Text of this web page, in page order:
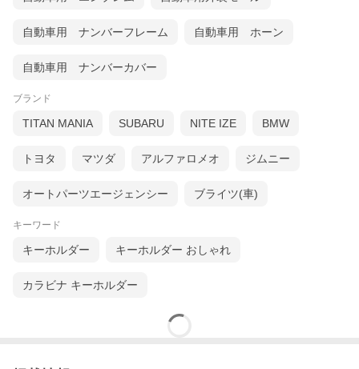
自動車用 ナンバーフレーム 自動車用 ホーン
自動車用 ナンバーカバー
ブランド
TITAN MANIA SUBARU NITE IZE BMW
トヨタ マツダ アルファロメオ ジムニー
オートパーツエージェンシー ブライツ(車)
キーワード
キーホルダー キーホルダー おしゃれ
カラビナ キーホルダー